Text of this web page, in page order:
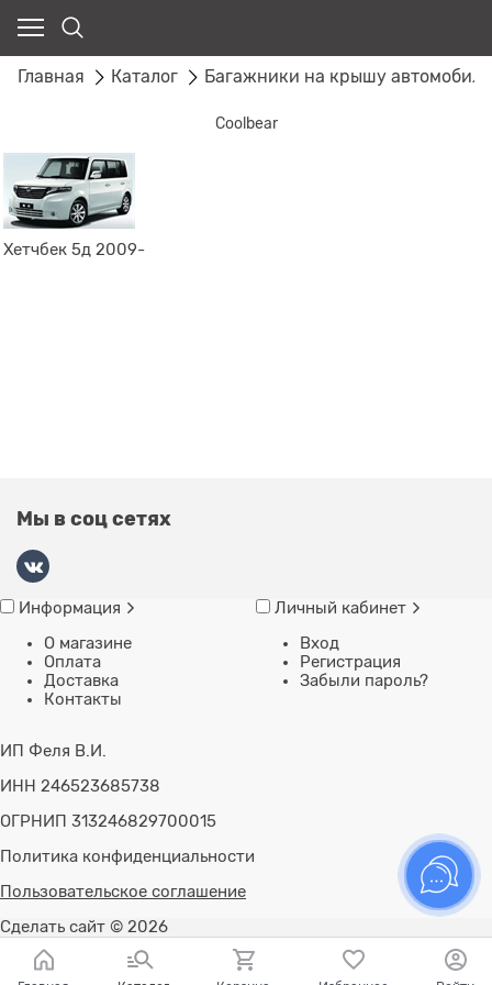
Главная Каталог Багажники на крышу автомобиля
Coolbear
Хетчбек 5д 2009-
Мы в соц сетях
Информация
О магазине
Оплата
Доставка
Контакты
Личный кабинет
Вход
Регистрация
Забыли пароль?
ИП Феля В.И.
ИНН 246523685738
ОГРНИП 313246829700015
Политика конфиденциальности
Пользовательское соглашение
Сделать сайт © 2026